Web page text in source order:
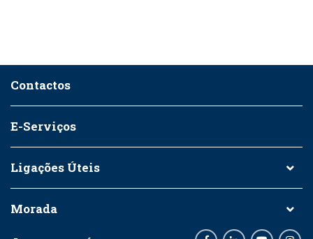
Contactos
E-Serviços
Ligações Úteis
Morada